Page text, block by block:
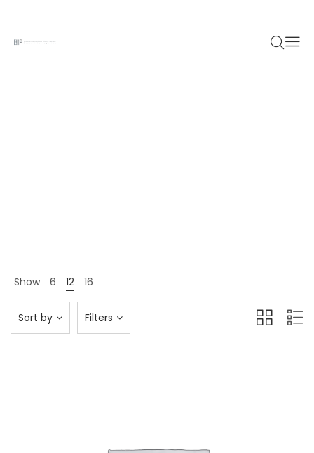
Show 6 12 16
Filters
Sort by